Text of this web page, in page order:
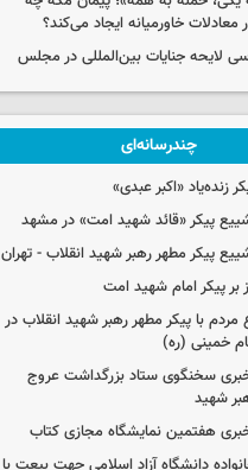
معادلات خاورمیانه ایجاد می‌کند؟
لایحه جنایات بین‌المللی در مجلس
چندرسانه‌ای
زنده‌یاد «اکبر عبدی»
پیکر «قائد شهید امت» در مشهد
پیکر مطهر رهبر شهید انقلاب - تهران
بر پیکر امام شهید امت
مردم با پیکر مطهر رهبر شهید انقلاب در
خمینی (ره)
سخنگوی ستاد بزرگداشت عروج
شهید
هفتمین نمایشگاه مجازی کتاب
دانشگاه آزاد اسلامی جهت بیعت با